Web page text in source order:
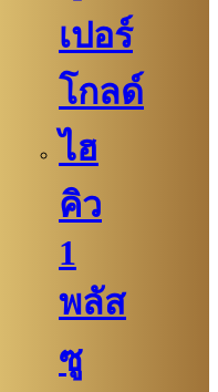
เปอร์
โกลด์
ไฮ
คิว
1
พลัส
ซู